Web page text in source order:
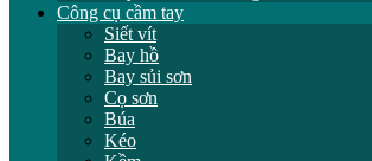
Công cụ cầm tay
Siết vít
Bay hồ
Bay sủi sơn
Cọ sơn
Búa
Kéo